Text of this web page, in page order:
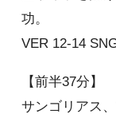
功。
VER 12-14
【前半37分】
サンゴリアス